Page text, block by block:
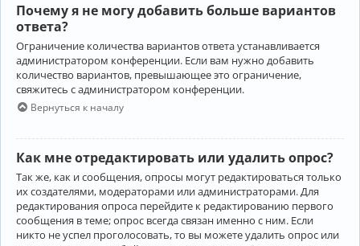
Почему я не могу добавить больше вариантов
ответа?
Ограничение количества вариантов ответа устанавливается
администратором конференции. Если вам нужно добавить
количество вариантов, превышающее это ограничение,
свяжитесь с администратором конференции.
Вернуться к началу
Как мне отредактировать или удалить опрос?
Так же, как и сообщения, опросы могут редактироваться только
их создателями, модераторами или администраторами. Для
редактирования опроса перейдите к редактированию первого
сообщения в теме; опрос всегда связан именно с ним. Если
никто не успел проголосовать, то вы можете удалить опрос или